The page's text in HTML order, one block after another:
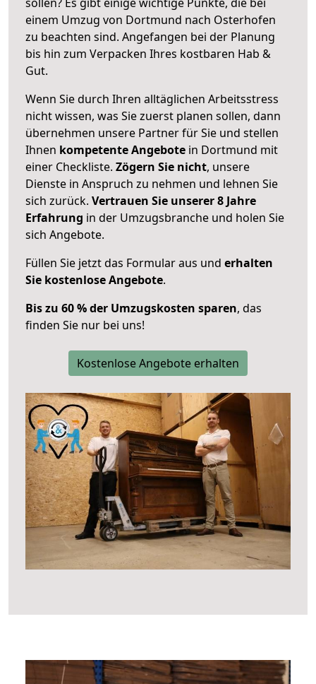
einem Umzug von Dortmund nach Osterhofen
zu beachten sind. Angefangen bei der Planung
bis hin zum Verpacken Ihres kostbaren Hab &
Gut.
Wenn Sie durch Ihren alltäglichen Arbeitsstress
nicht wissen, was Sie zuerst planen sollen, dann
übernehmen unsere Partner für Sie und stellen
Ihnen kompetente Angebote in Dortmund mit
einer Checkliste. Zögern Sie nicht, unsere
Dienste in Anspruch zu nehmen und lehnen Sie
sich zurück. Vertrauen Sie unserer 8 Jahre
Erfahrung in der Umzugsbranche und holen Sie
sich Angebote.
Füllen Sie jetzt das Formular aus und erhalten
Sie kostenlose Angebote.
Bis zu 60 % der Umzugskosten sparen, das
finden Sie nur bei uns!
Kostenlose Angebote erhalten